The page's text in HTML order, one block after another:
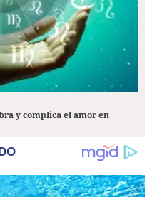
y complica el amor en